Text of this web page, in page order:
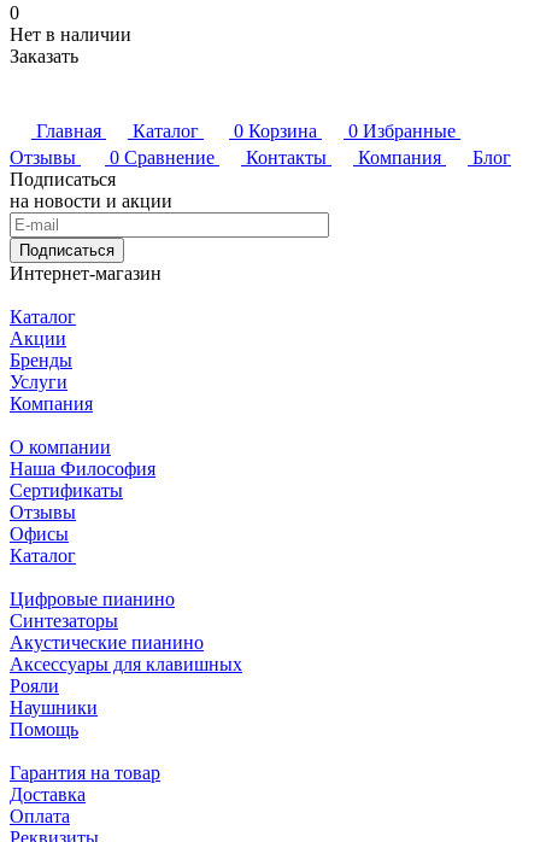
0
Нет в наличии
Заказать
Главная Каталог 0 Корзина 0 Избранные
Отзывы
0 Сравнение Контакты Компания
Блог
Подписаться
на новости и акции
Подписаться
Интернет-магазин
Каталог
Акции
Бренды
Услуги
Компания
О компании
Наша Философия
Сертификаты
Отзывы
Офисы
Каталог
Цифровые пианино
Синтезаторы
Акустические пианино
Аксессуары для клавишных
Рояли
Наушники
Помощь
Гарантия на товар
Доставка
Оплата
Реквизиты